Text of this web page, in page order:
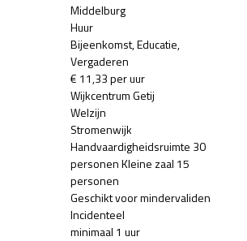
Middelburg
Huur
Bijeenkomst Educatie
Vergaderen
€ 11,33 per uur
Wijkcentrum Getij
Welzijn
Stromenwijk
Handvaardigheidsruimte 30
personen Kleine zaal 15
personen
Geschikt voor mindervaliden
Incidenteel
minimaal 1 uur